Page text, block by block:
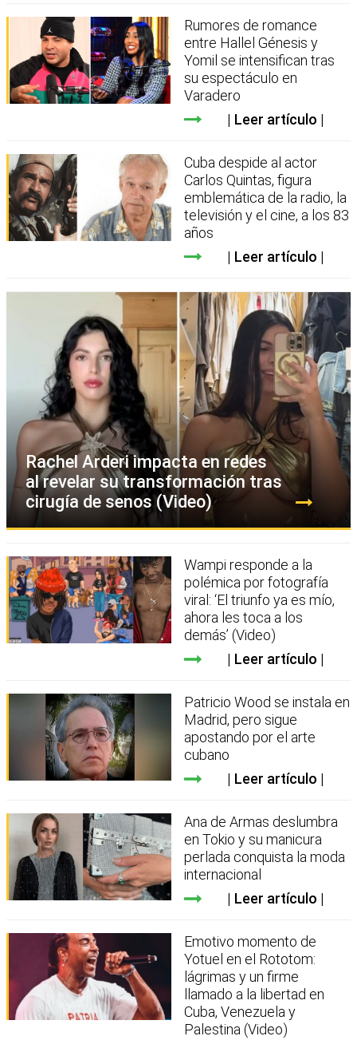
Rumores de romance
entre Hallel Génesis y
Yomil se intensifican tras
su espectáculo en
Varadero
Leer artículo
Cuba despide al actor
Carlos Quintas, figura
emblemática de la radio, la
televisión y el cine, a los 83
años
Leer artículo
Rachel Arderi impacta en redes
al revelar su transformación tras
cirugía de senos (Video)
Wampi responde a la
polémica por fotografía
viral: ‘El triunfo ya es mío,
ahora les toca a los
demás’ (Video)
Leer artículo
Patricio Wood se instala en
Madrid, pero sigue
apostando por el arte
cubano
Leer artículo
Ana de Armas deslumbra
en Tokio y su manicura
perlada conquista la moda
internacional
Leer artículo
Emotivo momento de
Yotuel en el Rototom:
lágrimas y un firme
llamado a la libertad en
Cuba, Venezuela y
Palestina (Video)